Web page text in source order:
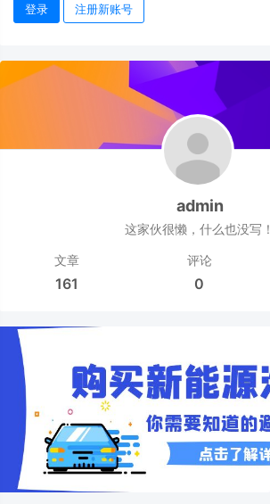
登录 注册新账号
admin
这家伙很懒，什么也没写！
文章
161
评论
0